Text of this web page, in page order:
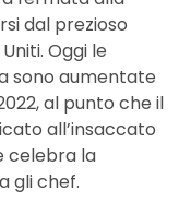
dal prezioso
Oggi le
sono aumentate
al punto che il
all’insaccato
celebra la
gli chef.